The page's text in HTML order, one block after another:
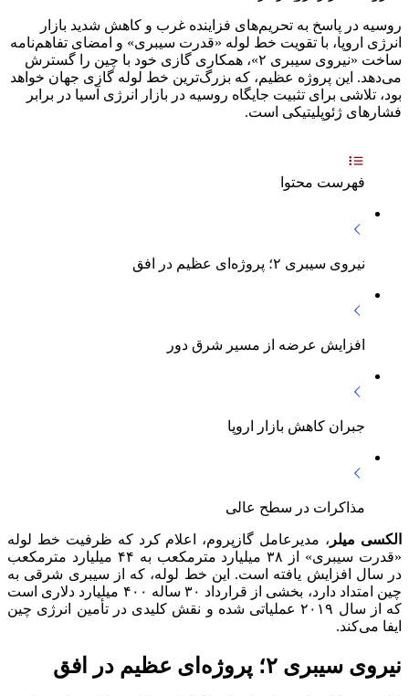
روسیه در پاسخ به تحریم‌های فزاینده غرب و کاهش شدید بازار
انرژی اروپا، با تقویت خط لوله «قدرت سیبری» و امضای تفاهم‌نامه
ساخت «نیروی سیبری ۲»، همکاری گازی خود با چین را گسترش
می‌دهد. این پروژه عظیم، که بزرگ‌ترین خط لوله گازی جهان خواهد
بود، تلاشی برای تثبیت جایگاه روسیه در بازار انرژی آسیا در برابر
فشارهای ژئوپلیتیکی است.
فهرست محتوا
نیروی سیبری ۲؛ پروژه‌ای عظیم در افق
افزایش عرضه از مسیر شرق دور
جبران کاهش بازار اروپا
مذاکرات در سطح عالی
الکسی میلر ، مدیرعامل گازپروم، اعلام کرد که ظرفیت خط لوله
«قدرت سیبری» از ۳۸ میلیارد مترمکعب به ۴۴ میلیارد مترمکعب
در سال افزایش یافته است. این خط لوله، که از سیبری شرقی به
چین امتداد دارد، بخشی از قرارداد ۳۰ ساله ۴۰۰ میلیارد دلاری است
که از سال ۲۰۱۹ عملیاتی شده و نقش کلیدی در تأمین انرژی چین
ایفا می‌کند.
نیروی سیبری ۲؛ پروژه‌ای عظیم در افق